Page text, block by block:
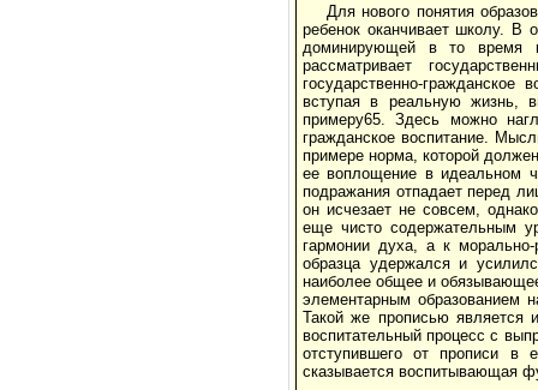
Для нового понятия
ребенок оканчивает школу. В
доминирующей в то время
рассматривает
государственно-
вступая в реальную жизнь,
примеру65. Здесь можно
гражданское воспитание.
примере норма, которой
ее воплощение в идеальном
подражания отпадает перед
он исчезает не совсем,
еще чисто содержательным
гармонии духа, а к
образца удержался и
наиболее общее и
элементарным образованием
Такой же прописью является
воспитательный процесс с
отступившего от прописи
сказывается воспитывающая